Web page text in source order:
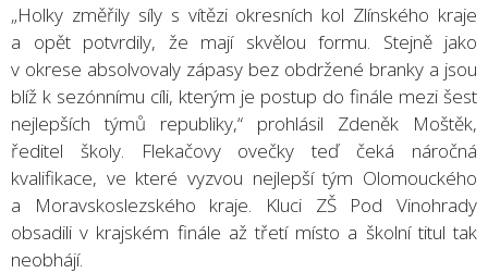
„Holky změřily síly s vítězi okresních kol Zlínského kraje
a opět potvrdily, že mají skvělou formu. Stejně jako
v okrese absolvovaly zápasy bez obdržené branky a jsou
blíž k sezónnímu cíli, kterým je postup do finále mezi šest
nejlepších týmů republiky,“ prohlásil Zdeněk Moštěk,
ředitel školy. Flekačovy ovečky teď čeká náročná
kvalifikace, ve které vyzvou nejlepší tým Olomouckého
a Moravskoslezského kraje. Kluci ZŠ Pod Vinohrady
obsadili v krajském finále až třetí místo a školní titul tak
neobhájí.